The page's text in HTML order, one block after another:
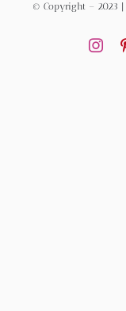
© Copyright – 2023 |